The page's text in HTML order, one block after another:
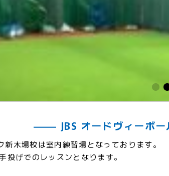
JBS オードヴィーボ
新木場校は室内練習場となっております。
投げでのレッスンとなります。